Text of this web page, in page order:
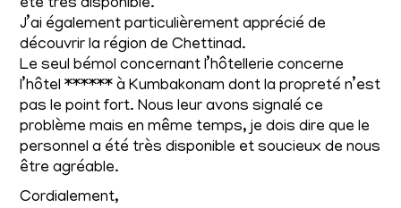
été très disponible.
J’ai également particulièrement apprécié de
découvrir la région de Chettinad.
Le seul bémol concernant l’hôtellerie concerne
l’hôtel ****** à Kumbakonam dont la propreté n’est
pas le point fort. Nous leur avons signalé ce
problème mais en même temps, je dois dire que le
personnel a été très disponible et soucieux de nous
être agréable.
Cordialement,